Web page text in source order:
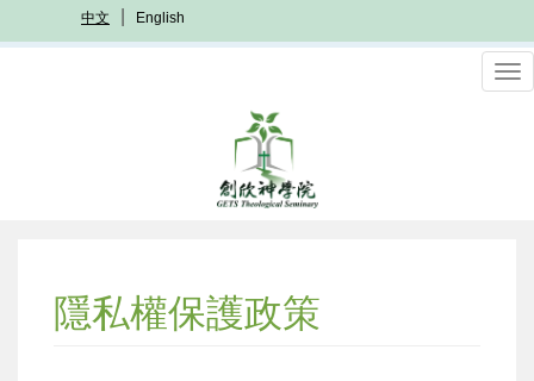
至
中文 English
隱私權保護政策